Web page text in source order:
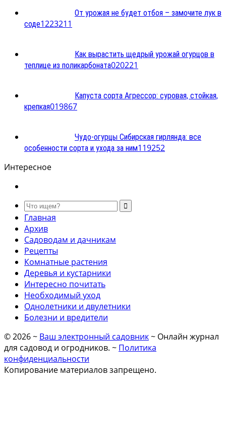
От урожая не будет отбоя – замочите лук в
соде1223211
Как вырастить щедрый урожай огурцов в
теплице из поликарбоната020221
Капуста сорта Агрессор: суровая, стойкая,
крепкая019867
Чудо-огурцы Сибирская гирлянда: все
особенности сорта и ухода за ним119252
Интересное
Главная
Архив
Садоводам и дачникам
Рецепты
Комнатные растения
Деревья и кустарники
Интересно почитать
Необходимый уход
Однолетники и двулетники
Болезни и вредители
©2026~ Ваш электронный садовник~ Онлайн журнал
для садовод и огродников. ~ Политика
конфиденциальности
Копирование материалов запрещено.